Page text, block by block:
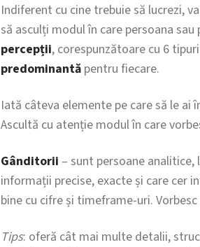
Indiferent cu cine trebuie să lucrezi,
să asculți modul în care persoana
percepții, corespunzătoare cu 6
predominantăpentru fiecare.
Iată câteva elemente pe care să le ai
Ascultă cu atenție modul în care
Gânditorii – sunt persoane
informații precise, exacte și care cer
bine cu cifre și timeframe-uri.
Tips: oferă cât mai multe detalii,